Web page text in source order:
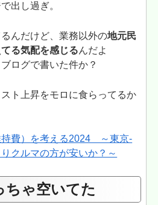
出し過ぎ。
んだけど、業務以外の地元民
る気配を感じるんだよ
ログで書いた件か？
ト上昇をモロに食らってるか
持費）を考える2024 ～東京-
クルマの方が安いか？～
ちゃ空いてた